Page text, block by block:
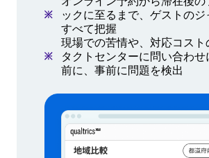
ックに至るまで、ゲストの
すべて把握
現場での苦情や、対応コスト
タクトセンターに問い合わせ
前に、事前に問題を検出